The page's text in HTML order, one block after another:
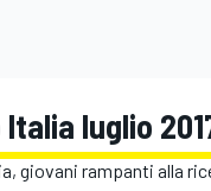
luglio
giovani rampanti alla